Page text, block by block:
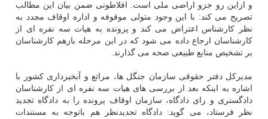
و ازاین رو جزو اراضی ملی است. افلاطونی ضمن بیان این مطالب
تصریح می کند: با این وجود متولی موقوفه و اداره اوقاف مجدد به
نظر کارشناس اعتراض می کند و پرونده به هیات سه نفره ای از
کارشناسان ارجاع داده می شود که در این مرحله بازهم کارشناسان
بر تشخیص منابع طبیعی صحه می گذارند.
مدیرکل دفتر حقوقی سازمان جنگل ها، مراتع و آبخیزداری کشور با
اشاره به اینکه بعد از بررسی های هیات سه نفره ای از کارشناسان
دادگستری و رای دادگاه، سازمان اوقاف پرونده را به دادگاه تجدید
نظر فرستاد، می گوید: دادگاه تجدیدنظر هم باتوجه به مستندات